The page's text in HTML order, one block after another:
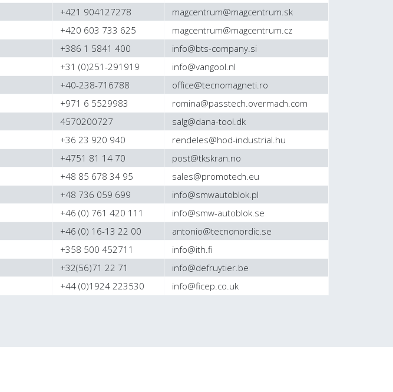
+421 904127278
magcentrum@magcentrum.sk
+420 603 733 625
magcentrum@magcentrum.cz
+386 1 5841 400
info@bts-company.si
+31 (0)251-291919
info@vangool.nl
+40-238-716788
office@tecnomagneti.ro
+971 6 5529983
romina@passtech.overmach.com
4570200727
salg@dana-tool.dk
+36 23 920 940
rendeles@hod-industrial.hu
+4751 81 14 70
post@tkskran.no
+48 85 678 34 95
sales@promotech.eu
+48 736 059 699
info@smwautoblok.pl
+46 (0) 761 420 111
info@smw-autoblok.se
+46 (0) 16-13 22 00
antonio@tecnonordic.se
+358 500 452711
info@ith.fi
+32(56)71 22 71
info@defruytier.be
+44 (0)1924 223530 info@ficep.co.uk